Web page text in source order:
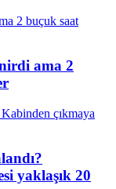
ama 2
yaklaşık 20